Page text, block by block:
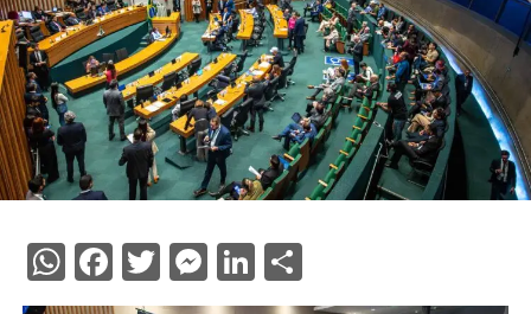
WhatsApp
Facebook
Twitter
Messenger
LinkedIn
Share